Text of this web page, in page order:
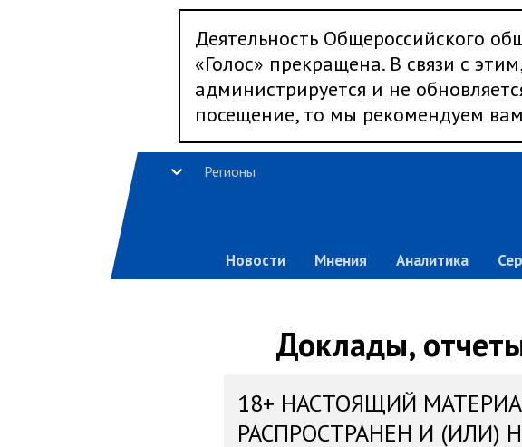
Деятельность Общероссийского
«Голос» прекращена. В связи с
администрируется и не
посещение, то мы рекомендуем
Регионы
Новости Мнения Аналитика
Доклады,
18+ НАСТОЯЩИЙ
РАСПРОСТРАНЕН И (ИЛИ)